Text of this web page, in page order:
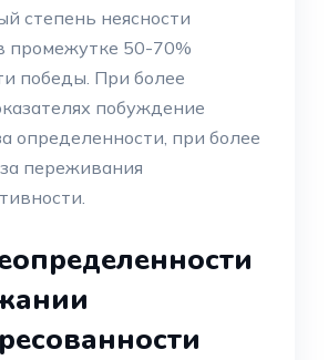
степень неясности
промежутке 50-70%
победы. При более
побуждение
определенности, при более
переживания